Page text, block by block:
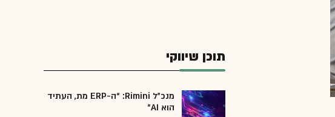
תוכן שיווקי
מנכ״ל Rimini: “ה-ERP מת, העתיד
הוא AI"